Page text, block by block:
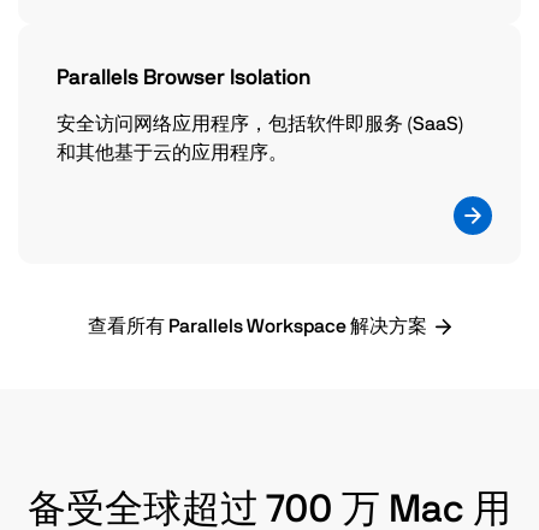
Parallels Browser Isolation
安全访问网络应用程序，包括软件即服务 (SaaS)
和其他基于云的应用程序。
查看所有 Parallels Workspace 解决方案
备受全球超过 700 万 Mac 用